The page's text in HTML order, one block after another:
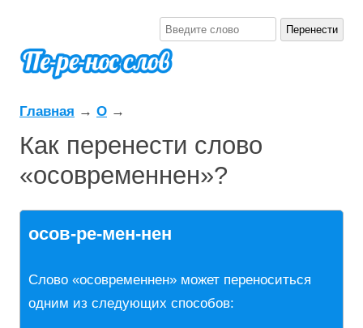
Главная → О →
Как перенести слово
«осовременнен»?
осов-ре-мен-нен
Слово «осовременнен» может переноситься
одним из следующих способов: